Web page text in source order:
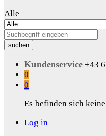
Alle
suchen
Kundenservice +43
0
0
Es befinden sich
Log in